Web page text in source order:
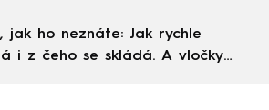
jak ho neznáte: Jak rychle
i z čeho se skládá. A vločky